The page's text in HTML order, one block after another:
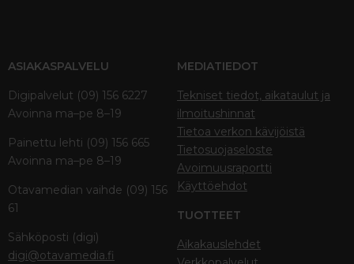
ASIAKASPALVELU
Digipalvelut (09) 156 6227
Avoinna ma–pe 8–19
Painettu lehti (09) 156 665
Avoinna ma–pe 8–19
Otavamedian vaihde (09) 156
61
Sähköposti (digi)
digi@otavamedia.fi
MEDIATIEDOT
Tekniset tiedot, aikataulut ja
ilmoitushinnat
Tietoa verkon kävijöistä
Tietosuojaseloste
Avoimuusraportti
Käyttöehdot
TUOTTEET
Aikakauslehdet